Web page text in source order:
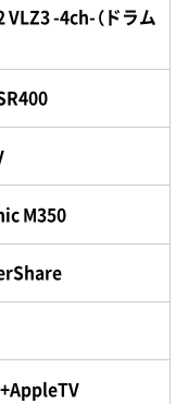
VLZ3 -4ch-（ドラム
M350